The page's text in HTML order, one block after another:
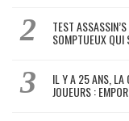
TEST
SOMPTUEUX QUI
IL Y A 25 ANS, LA
JOUEURS :